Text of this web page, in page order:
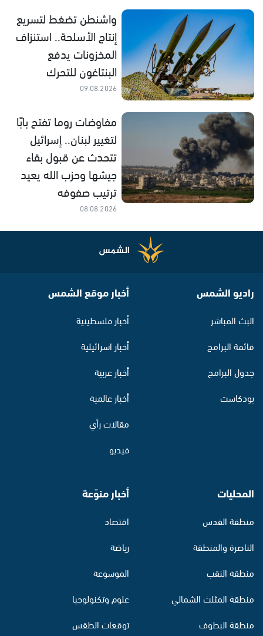
واشنطن تضغط لتسريع
إنتاج الأسلحة.. استنزاف
المخزونات يدفع
البنتاغون للتحرك
09.08.2026
مفاوضات روما تفتح بابًا
لتغيير لبنان.. إسرائيل
تتحدث عن قبول بقاء
جيشها وحزب الله يعيد
ترتيب صفوفه
08.08.2026
راديو الشمس
البث المباشر
قائمة البرامج
جدول البرامج
بودكاست
أخبار موقع الشمس
أخبار فلسطينية
أخبار اسرائيلية
أخبار عربية
أخبار عالمية
مقالات رأي
فيديو
المحليات
منطقة القدس
الناصرة والمنطقة
منطقة النقب
منطقة المثلث الشمالي
منطقة البطوف
أخبار منوّعة
اقتصاد
رياضة
الموسوعة
علوم وتكنولوجيا
توقعات الطقس